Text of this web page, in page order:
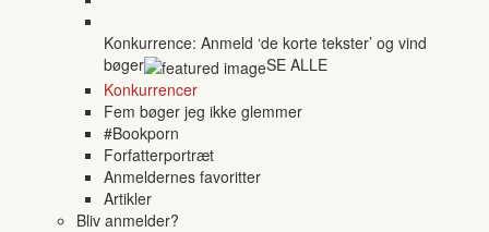
Konkurrence: Anmeld ‘de korte tekster’ og vind
bøger
SE ALLE
Konkurrencer
Fem bøger jeg ikke glemmer
#Bookporn
Forfatterportræt
Anmeldernes favoritter
Artikler
Bliv anmelder?